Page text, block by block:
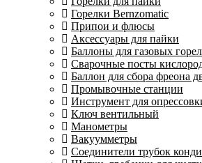
Горелки Bernzomatic
Припои и флюсы
Аксессуары для пайки
Баллоны для газовых
Сварочные посты
Баллон для сбора фреона
Промывочные станции
Инструмент для
Ключ вентильный
Манометры
Вакуумметры
Соединители трубок